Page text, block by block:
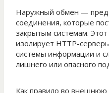
Наружный обмен —
соединения, которые
закрытым системам.
изолирует HTTP-
системы информации и
лишнего или опасного
Как правило во внешнюю